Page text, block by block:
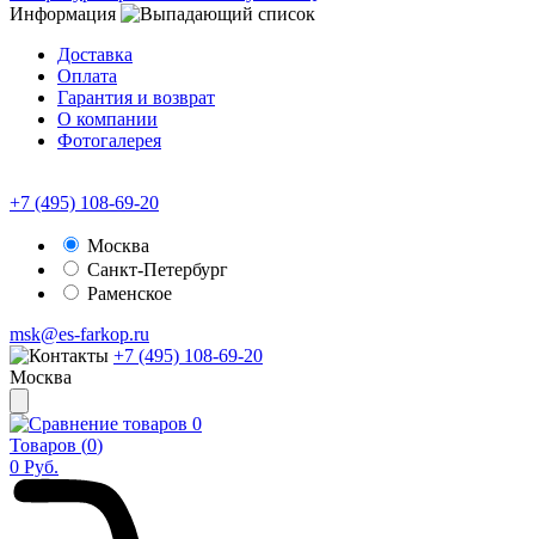
Информация
Доставка
Оплата
Гарантия и возврат
О компании
Фотогалерея
+7 (495) 108-69-20
Москва
Санкт-Петербург
Раменское
msk@es-farkop.ru
+7 (495) 108-69-20
Москва
0
Товаров (0)
0 Руб.